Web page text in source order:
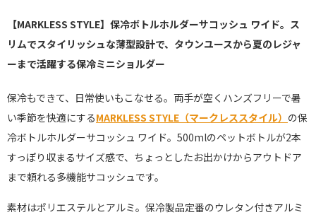
【MARKLESS STYLE】保冷ボトルホルダーサコッシュ ワイド。ス
リムでスタイリッシュな薄型設計で、タウンユースから夏のレジャ
ーまで活躍する保冷ミニショルダー
保冷もできて、日常使いもこなせる。両手が空くハンズフリーで暑
い季節を快適にするMARKLESS STYLE（マークレススタイル） の保
冷ボトルホルダーサコッシュ ワイド。500mlのペットボトルが2本
すっぽり収まるサイズ感で、ちょっとしたお出かけからアウトドア
まで頼れる多機能サコッシュです。
素材はポリエステルとアルミ。保冷製品定番のウレタン付きアルミ